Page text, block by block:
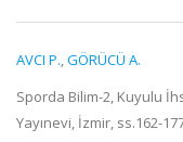
AVCI P.,GÖRÜCÜ A.
Sporda Bilim-2, Kuyulu
Yayınevi, İzmir, ss.162-